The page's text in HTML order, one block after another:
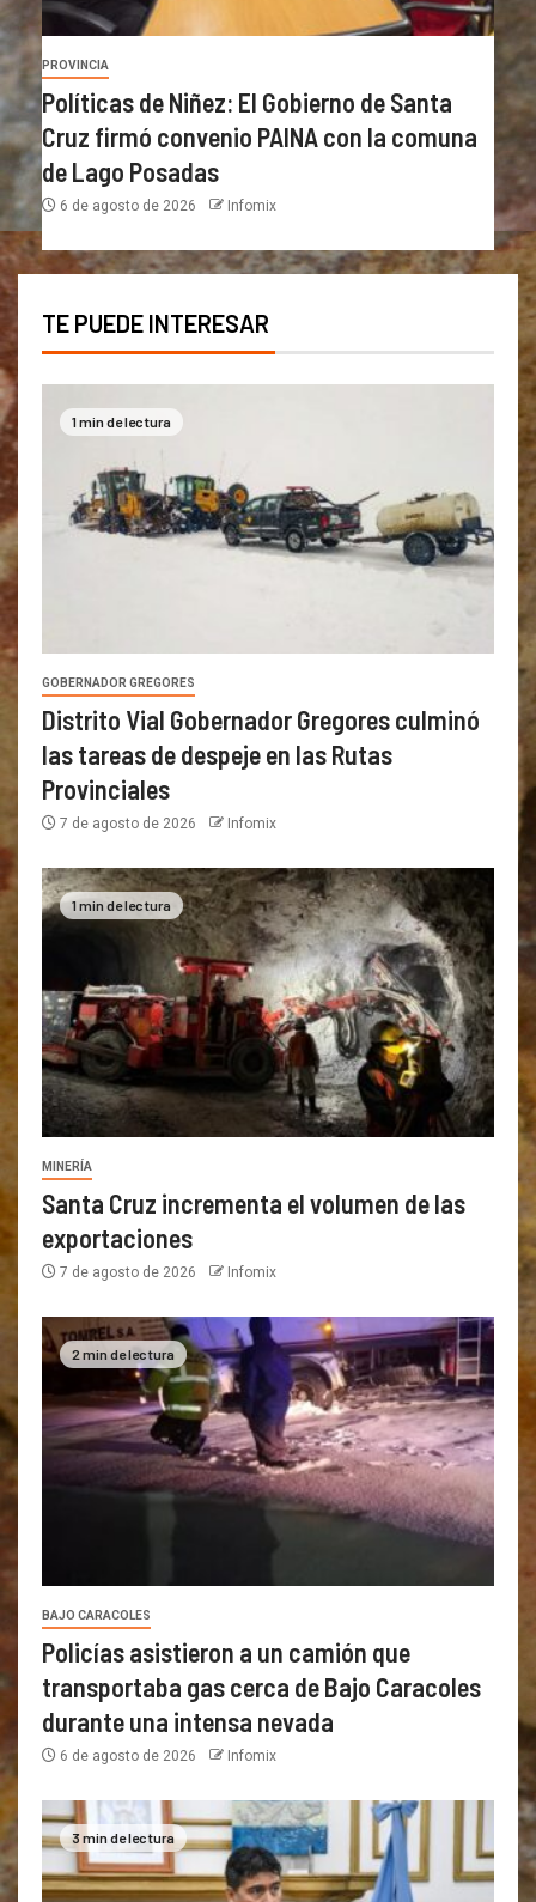
PROVINCIA
Políticas de Niñez: El Gobierno de Santa
Cruz firmó convenio PAINA con la comuna
de Lago Posadas
6 de agosto de 2026 Infomix
TE PUEDE INTERESAR
1 min de lectura
GOBERNADOR GREGORES
Distrito Vial Gobernador Gregores culminó
las tareas de despeje en las Rutas
Provinciales
7 de agosto de 2026 Infomix
1 min de lectura
MINERÍA
Santa Cruz incrementa el volumen de las
exportaciones
7 de agosto de 2026 Infomix
2 min de lectura
BAJO CARACOLES
Policías asistieron a un camión que
transportaba gas cerca de Bajo Caracoles
durante una intensa nevada
6 de agosto de 2026 Infomix
3 min de lectura